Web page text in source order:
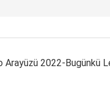
2022-Bugünkü